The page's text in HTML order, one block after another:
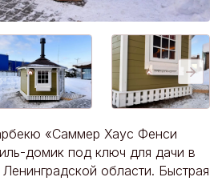
«Саммер Хаус Фенси
под ключ для дачи в
области. Быстрая